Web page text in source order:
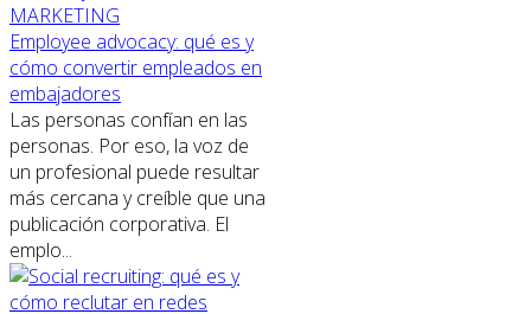
MARKETING
Employee advocacy: qué es y
cómo convertir empleados en
embajadores
Las personas confían en las
personas. Por eso, la voz de
un profesional puede resultar
más cercana y creíble que una
publicación corporativa. El
emplo...